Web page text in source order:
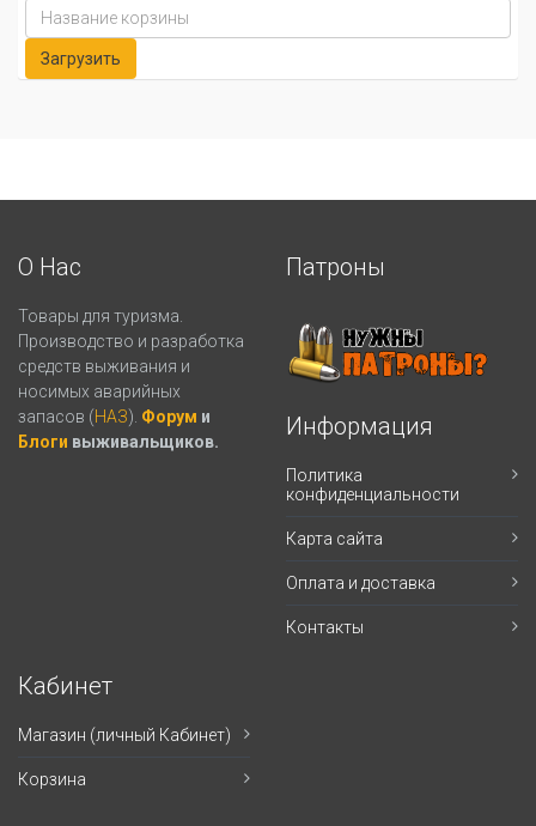
О Нас
Товары для туризма.
Производство и разработка
средств выживания и
носимых аварийных
запасов (НАЗ). Форум и
Блоги выживальщиков.
Патроны
Информация
Политика
конфиденциальности
Карта сайта
Оплата и доставка
Контакты
Кабинет
Магазин (личный Кабинет)
Корзина